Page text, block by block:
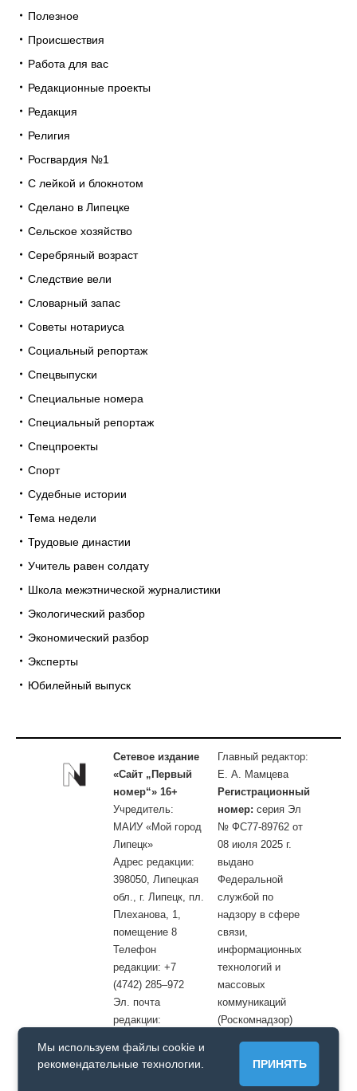
Мы используем файлы cookie и
рекомендательные технологии.
ПРИНЯТЬ
Полезное
Происшествия
Работа для вас
Редакционные проекты
Редакция
Религия
Росгвардия №1
С лейкой и блокнотом
Сделано в Липецке
Сельское хозяйство
Серебряный возраст
Следствие вели
Словарный запас
Советы нотариуса
Социальный репортаж
Спецвыпуски
Специальные номера
Специальный репортаж
Спецпроекты
Спорт
Судебные истории
Тема недели
Трудовые династии
Учитель равен солдату
Школа межэтнической журналистики
Экологический разбор
Экономический разбор
Эксперты
Юбилейный выпуск
Сетевое издание
«Сайт „Первый
номер“» 16+
Учредитель:
МАИУ «Мой город
Липецк»
Адрес редакции:
398050, Липецкая
обл., г. Липецк, пл.
Плеханова, 1,
помещение 8
Телефон
редакции: +7
(4742) 285–972
Эл. почта
редакции:
Главный редактор:
Е. А. Мамцева
Регистрационный
номер: серия Эл
№ ФС77-89762 от
08 июля 2025 г.
выдано
Федеральной
службой по
надзору в сфере
связи,
информационных
технологий и
массовых
коммуникаций
(Роскомнадзор)
Первый номер © / Допускается цитирование материалов с
обязательной прямой гиперссылкой на страницу, с которой